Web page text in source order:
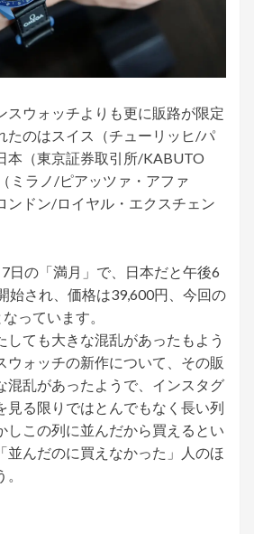
スウォッチよりも更に販路が限定
たのはスイス（チューリッヒ/パ
本（東京証券取引所/KABUTO
ミラノ/ピアッツァ・アファ
ンドン/ロイヤル・エクスチェン
日の「満月」で、日本だと午後6
始され、価格は39,600円、今回の
っています。
しても大きな混乱があったもよう
ウォッチの新作について、その販
混乱があったようで、インスタグ
見る限りではとんでもなく長い列
しこの列に並んだから買えるとい
並んだのに買えなかった」人のほ